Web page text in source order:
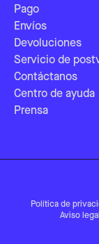
Pago
Envíos
Devoluciones
Servicio de
Contáctanos
Centro de ayuda
Prensa
Política de
Aviso legal